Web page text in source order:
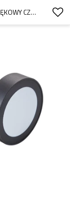
CSB30-4000-J60-E2-V15 | ULTRADŹWIĘKOWY CZUJNIK WODY | DADYSIK